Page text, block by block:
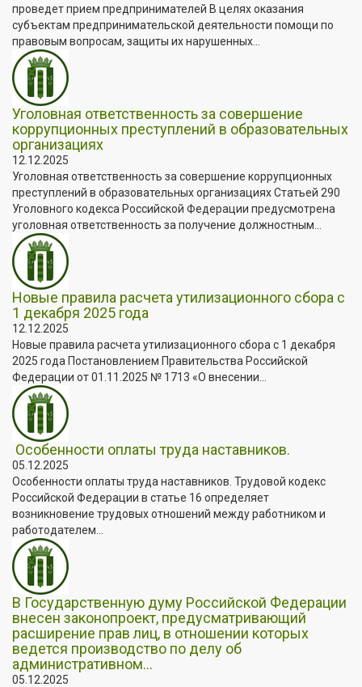
проведет прием предпринимателей В целях оказания
субъектам предпринимательской деятельности помощи по
правовым вопросам, защиты их нарушенных...
Уголовная ответственность за совершение
коррупционных преступлений в образовательных
организациях
12.12.2025
Уголовная ответственность за совершение коррупционных
преступлений в образовательных организациях Статьей 290
Уголовного кодекса Российской Федерации предусмотрена
уголовная ответственность за получение должностным...
Новые правила расчета утилизационного сбора с
1 декабря 2025 года
12.12.2025
Новые правила расчета утилизационного сбора с 1 декабря
2025 года Постановлением Правительства Российской
Федерации от 01.11.2025 № 1713 «О внесении...
Особенности оплаты труда наставников.
05.12.2025
Особенности оплаты труда наставников. Трудовой кодекс
Российской Федерации в статье 16 определяет
возникновение трудовых отношений между работником и
работодателем...
В Государственную думу Российской Федерации
внесен законопроект, предусматривающий
расширение прав лиц, в отношении которых
ведется производство по делу об
административном...
05.12.2025